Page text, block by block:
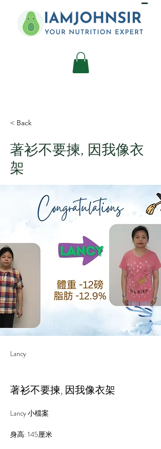
< Back
著衫不要揀, 因我像衣
架
Lancy
著衫不要揀, 因我像衣架
Lancy 小檔案
身高: 145厘米